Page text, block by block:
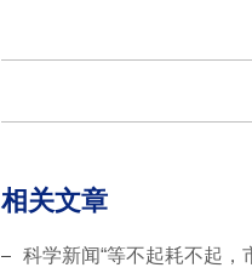
相关文章
科学新闻“等不起耗不起，